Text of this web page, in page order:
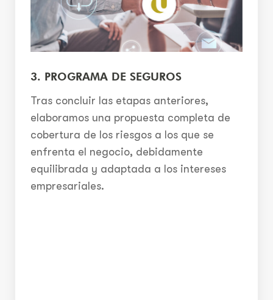
3. PROGRAMA DE SEGUROS
Tras concluir las etapas anteriores,
elaboramos una propuesta completa de
cobertura de los riesgos a los que se
enfrenta el negocio, debidamente
equilibrada y adaptada a los intereses
empresariales.